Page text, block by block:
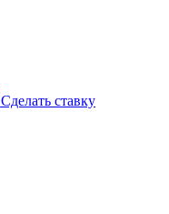
Сделать ставку